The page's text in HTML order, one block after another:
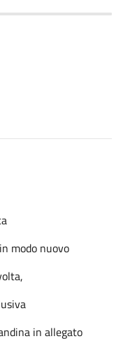
modo nuovo
in allegato